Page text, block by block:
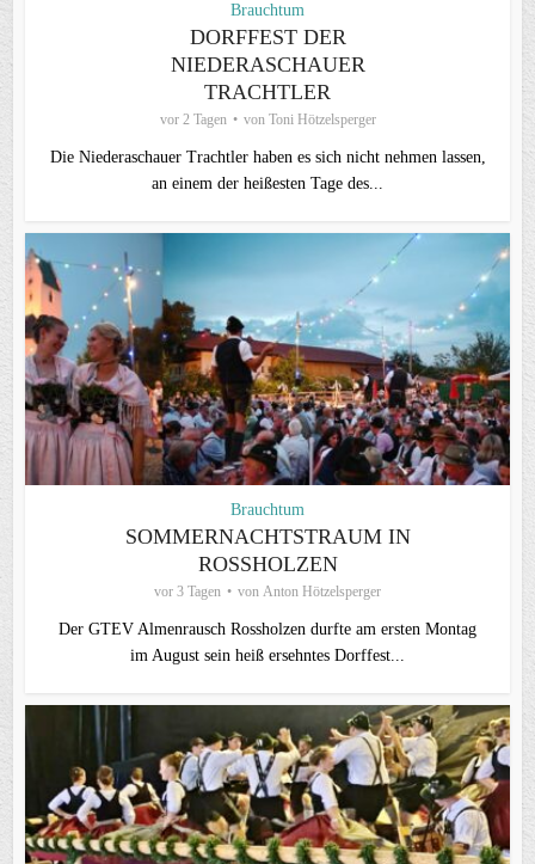
Brauchtum
DORFFEST DER
NIEDERASCHAUER
TRACHTLER
vor 2 Tagen von Toni Hötzelsperger
Die Niederaschauer Trachtler haben es sich nicht nehmen lassen,
an einem der heißesten Tage des...
Brauchtum
SOMMERNACHTSTRAUM IN
ROSSHOLZEN
vor 3 Tagen von Anton Hötzelsperger
Der GTEV Almenrausch Rossholzen durfte am ersten Montag
im August sein heiß ersehntes Dorffest...